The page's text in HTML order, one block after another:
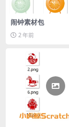
闹钟素材包
2 年前